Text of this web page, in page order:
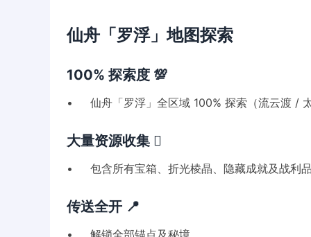
仙舟「罗浮」地图探索
100% 探索度 💯
• 仙舟「罗浮」全区域 100% 探索（流云渡 /
大量资源收集 🪏
• 包含所有宝箱、折光棱晶、隐藏成就及战利
传送全开 📍
• 解锁全部锚点及秘境